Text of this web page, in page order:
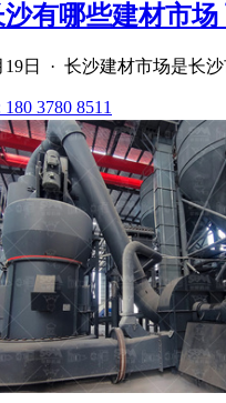
有哪些建材市场
19日 · 长沙建材市场是长
3780 8511